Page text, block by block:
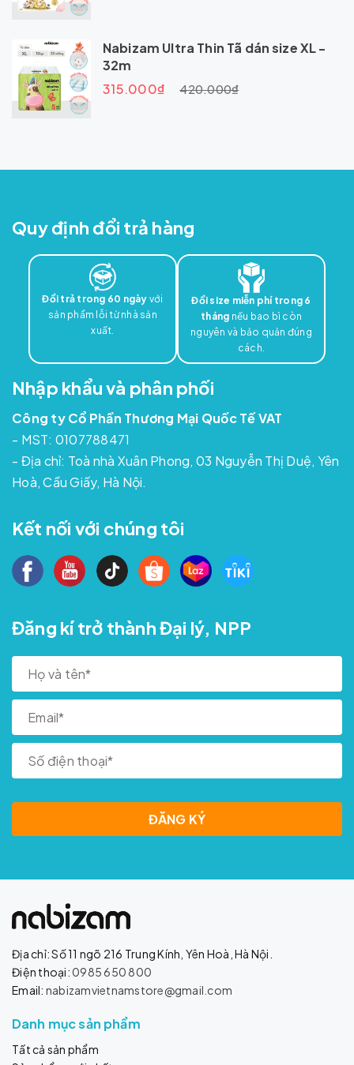
Nabizam Ultra Thin Tã dán size XL -
32m
315.000₫
420.000₫
Quy định đổi trả hàng
Đổi trả trong 60 ngày với
sản phẩm lỗi từ nhà sản
xuất.
Đổi size miễn phí trong 6
tháng nếu bao bì còn
nguyên và bảo quản đúng
cách.
Nhập khẩu và phân phối
Công ty Cổ Phần Thương Mại Quốc Tế VAT
- MST: 0107788471
- Địa chỉ: Toà nhà Xuân Phong, 03 Nguyễn Thị Duệ, Yên
Hoà, Cầu Giấy, Hà Nội.
Kết nối với chúng tôi
Đăng kí trở thành Đại lý, NPP
ĐĂNG KÝ
Địa chỉ: Số 11 ngõ 216 Trung Kính, Yên Hoà, Hà Nội.
Điện thoại:0985 650 800
Email: nabizamvietnamstore@gmail.com
Danh mục sản phẩm
Tất cả sản phẩm